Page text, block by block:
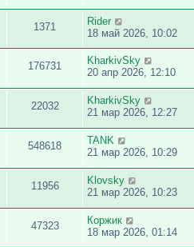
1371
Rider
18 май 2026, 10:02
176731
KharkivSky
20 апр 2026, 12:10
22032
KharkivSky
21 мар 2026, 12:27
548618
TANK
21 мар 2026, 10:29
11956
Klovsky
21 мар 2026, 10:23
47323
Коржик
18 мар 2026, 01:14